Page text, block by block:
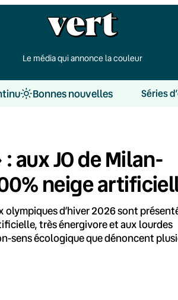
Le média qui annonce la couleur
Bonnes nouvelles Séries
aux JO de Milan-
neige
olympiques d’hiver 2026 sont
très énergivore et aux lourdes
sens écologique que dénoncent